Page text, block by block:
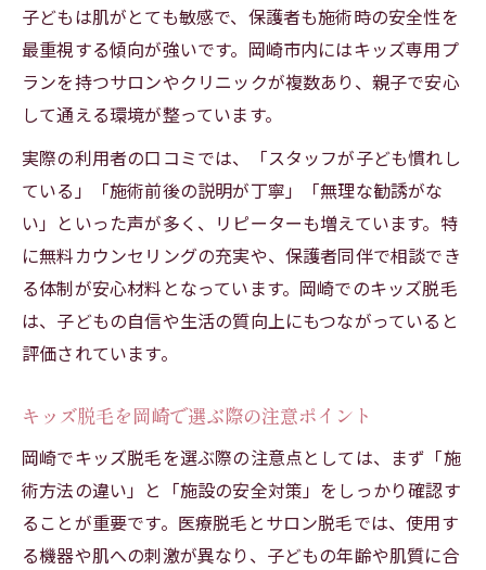
子どもは肌がとても敏感で、保護者も施術時の安全性を
最重視する傾向が強いです。岡崎市内にはキッズ専用プ
ランを持つサロンやクリニックが複数あり、親子で安心
して通える環境が整っています。
実際の利用者の口コミでは、「スタッフが子ども慣れし
ている」「施術前後の説明が丁寧」「無理な勧誘がな
い」といった声が多く、リピーターも増えています。特
に無料カウンセリングの充実や、保護者同伴で相談でき
る体制が安心材料となっています。岡崎でのキッズ脱毛
は、子どもの自信や生活の質向上にもつながっていると
評価されています。
キッズ脱毛を岡崎で選ぶ際の注意ポイント
岡崎でキッズ脱毛を選ぶ際の注意点としては、まず「施
術方法の違い」と「施設の安全対策」をしっかり確認す
ることが重要です。医療脱毛とサロン脱毛では、使用す
る機器や肌への刺激が異なり、子どもの年齢や肌質に合